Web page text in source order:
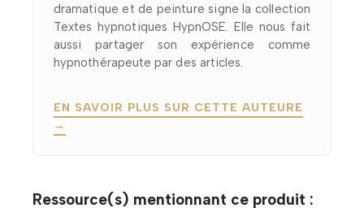
dramatique et de peinture signe la collection
Textes hypnotiques HypnOSE. Elle nous fait
aussi partager son expérience comme
hypnothérapeute par des articles.
EN SAVOIR PLUS SUR CETTE AUTEURE
→
Ressource(s) mentionnant ce produit :